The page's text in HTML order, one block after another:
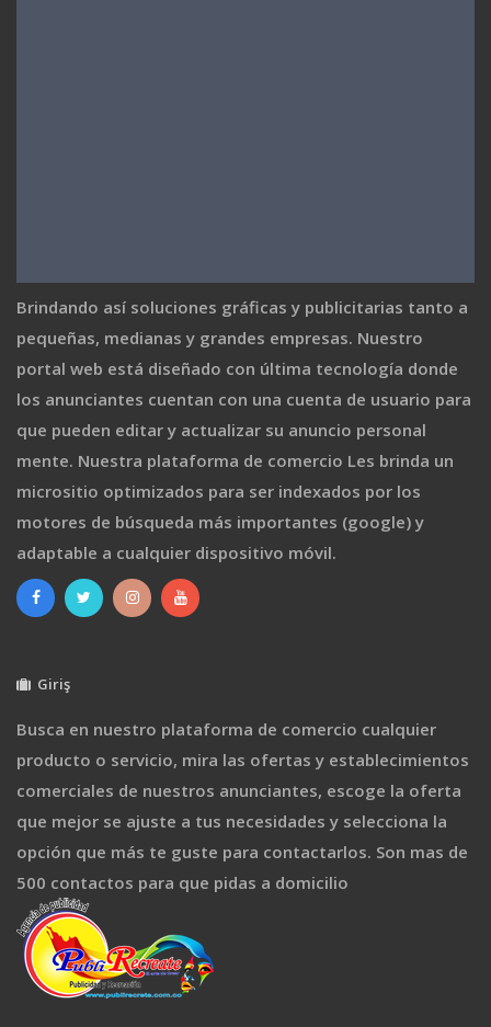
Brindando así soluciones gráficas y publicitarias tanto a
pequeñas, medianas y grandes empresas. Nuestro
portal web está diseñado con última tecnología donde
los anunciantes cuentan con una cuenta de usuario para
que pueden editar y actualizar su anuncio personal
mente. Nuestra plataforma de comercio Les brinda un
micrositio optimizados para ser indexados por los
motores de búsqueda más importantes (google) y
adaptable a cualquier dispositivo móvil.
Giriş
Busca en nuestro plataforma de comercio cualquier
producto o servicio, mira las ofertas y establecimientos
comerciales de nuestros anunciantes, escoge la oferta
que mejor se ajuste a tus necesidades y selecciona la
opción que más te guste para contactarlos. Son mas de
500 contactos para que pidas a domicilio